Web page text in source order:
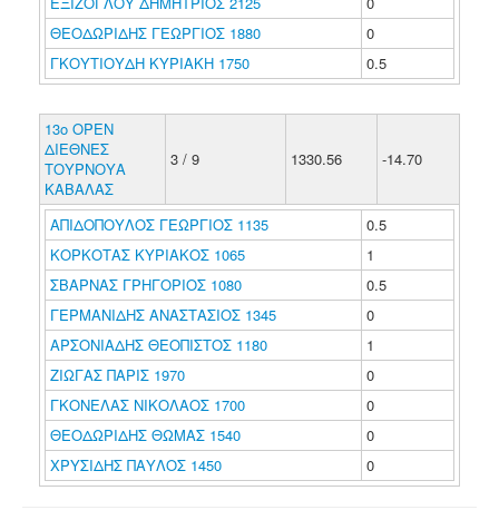
ΘΕΟΔΩΡΙΔΗΣ ΓΕΩΡΓΙΟΣ 1880
0
ΓΚΟΥΤΙΟΥΔΗ ΚΥΡΙΑΚΗ 1750
0.5
13ο OPEN
ΔΙΕΘΝΕΣ
ΤΟΥΡΝΟΥΑ
ΚΑΒΑΛΑΣ
3 / 9 1330.56 -14.70
ΑΠΙΔΟΠΟΥΛΟΣ ΓΕΩΡΓΙΟΣ 1135
0.5
ΚΟΡΚΟΤΑΣ ΚΥΡΙΑΚΟΣ 1065
1
ΣΒΑΡΝΑΣ ΓΡΗΓΟΡΙΟΣ 1080
0.5
ΓΕΡΜΑΝΙΔΗΣ ΑΝΑΣΤΑΣΙΟΣ 1345
0
ΑΡΣΟΝΙΑΔΗΣ ΘΕΟΠΙΣΤΟΣ 1180
1
ΖΙΩΓΑΣ ΠΑΡΙΣ 1970
0
ΓΚΟΝΕΛΑΣ ΝΙΚΟΛΑΟΣ 1700
0
ΘΕΟΔΩΡΙΔΗΣ ΘΩΜΑΣ 1540
0
ΧΡΥΣΙΔΗΣ ΠΑΥΛΟΣ 1450
0